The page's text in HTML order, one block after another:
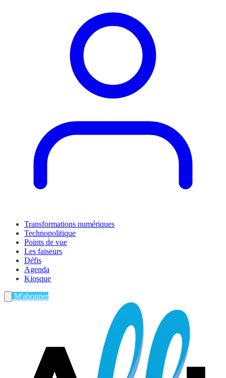
Transformations numériques
Technopolitique
Points de vue
Les faiseurs
Défis
Agenda
Kiosque
M'abonner